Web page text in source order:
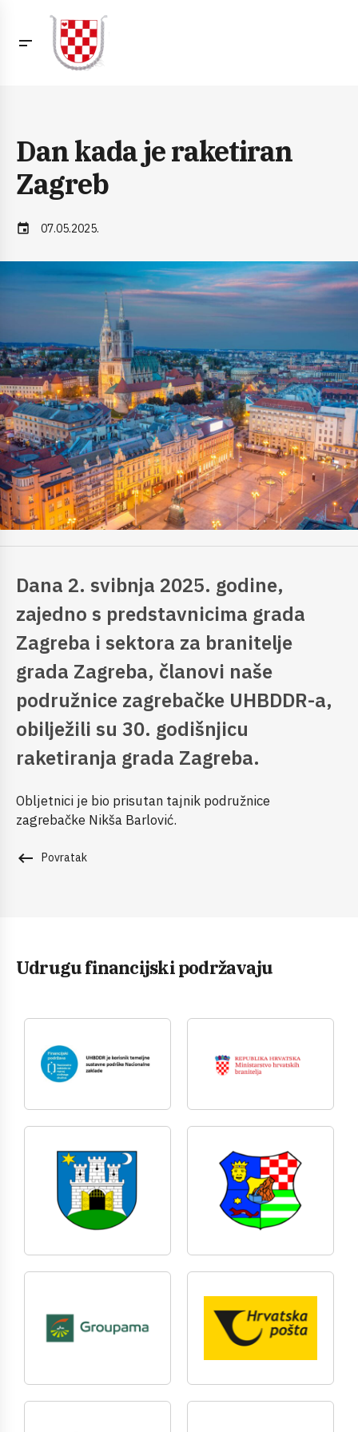
Dan kada je raketiran
Zagreb
event 07.05.2025.
Dana 2. svibnja 2025. godine,
zajedno s predstavnicima grada
Zagreba i sektora za branitelje
grada Zagreba, članovi naše
podružnice zagrebačke UHBDDR-a,
obilježili su 30. godišnjicu
raketiranja grada Zagreba.
Obljetnici je bio prisutan tajnik podružnice
zagrebačke Nikša Barlović.
keyboard_backspace Povratak
Udrugu financijski podržavaju